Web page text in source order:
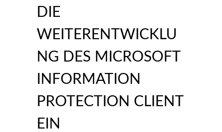
DIE
WEITERENTWICKLU
NG DES MICROSOFT
INFORMATION
PROTECTION CLIENT
EIN